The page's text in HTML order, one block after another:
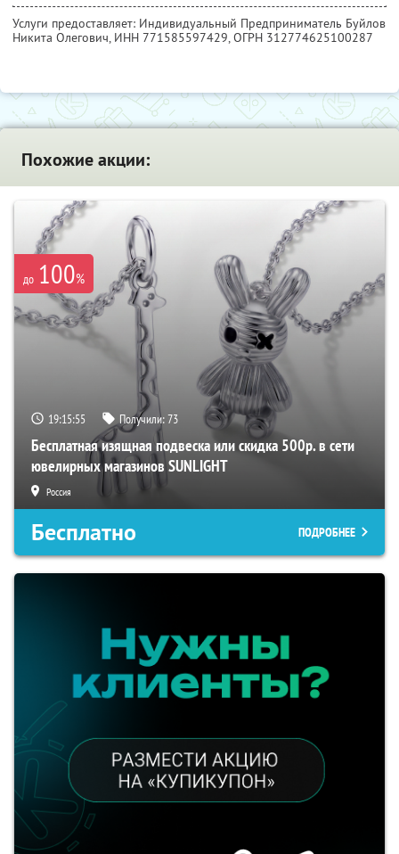
Услуги предоставляет: Индивидуальный Предприниматель Буйлов
Никита Олегович, ИНН 771585597429, ОГРН 312774625100287
Похожие акции:
до 100%
19:15:54 Получили:73
Бесплатная изящная подвеска или скидка 500р. в сети
ювелирных магазинов SUNLIGHT
Россия
Бесплатно ПОДРОБНЕЕ